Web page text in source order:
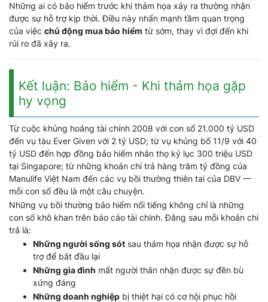
Những ai có bảo hiểm trước khi thảm họa xảy ra thường nhận
được sự hỗ trợ kịp thời. Điều này nhấn mạnh tầm quan trọng
của việc chủ động mua bảo hiểm từ sớm, thay vì đợi đến khi
rủi ro đã xảy ra.
Kết luận: Bảo hiểm - Khi thảm họa gặp
hy vọng
Từ cuộc khủng hoảng tài chính 2008 với con số 21.000 tỷ USD
đến vụ tàu Ever Given với 2 tỷ USD; từ vụ khủng bố 11/9 với 40
tỷ USD đến hợp đồng bảo hiểm nhân thọ kỷ lục 300 triệu USD
tại Singapore; từ những khoản chi trả hàng trăm tỷ đồng của
Manulife Việt Nam đến các vụ bồi thường thiên tai của DBV —
mỗi con số đều là một câu chuyện.
Những vụ bồi thường bảo hiểm nổi tiếng không chỉ là những
con số khô khan trên báo cáo tài chính. Đằng sau mỗi khoản chi
trả là:
Những người sống sót sau thảm họa nhận được sự hỗ
trợ để bắt đầu lại
Những gia đình mất người thân nhận được sự đền bù
xứng đáng
Những doanh nghiệp bị thiệt hại có cơ hội phục hồi